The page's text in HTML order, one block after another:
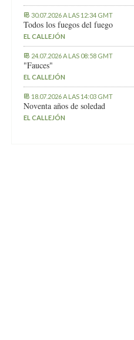
30.07.2026 A LAS 12:34 GMT
Todos los fuegos del fuego
EL CALLEJÓN
24.07.2026 A LAS 08:58 GMT
"Fauces"
EL CALLEJÓN
18.07.2026 A LAS 14:03 GMT
Noventa años de soledad
EL CALLEJÓN